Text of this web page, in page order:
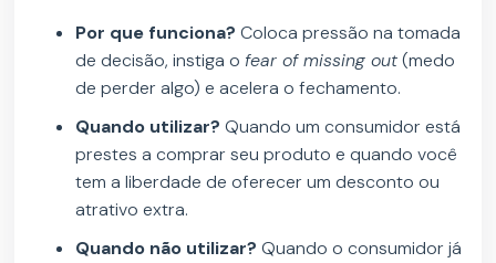
Por que funciona? Coloca pressão na tomada
de decisão, instiga o fear of missing out(medo
de perder algo) e acelera o fechamento.
Quando utilizar?Quando um consumidor está
prestes a comprar seu produto e quando você
tem a liberdade de oferecer um desconto ou
atrativo extra.
Quando não utilizar? Quando o consumidor já